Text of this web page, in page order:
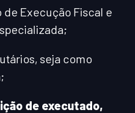
Execução Fiscal e
seja como
de executado,